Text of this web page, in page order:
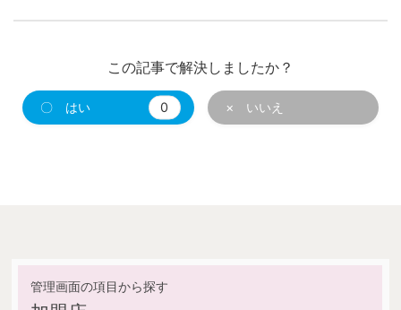
この記事で解決しましたか？
〇 はい 0 × いいえ